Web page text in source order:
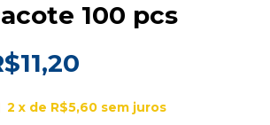
100 pcs
2 x de R$5,60 sem juros